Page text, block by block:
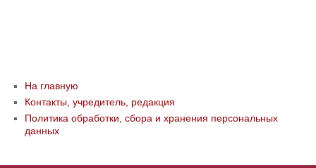
На главную
Контакты, учредитель, редакция
Политика обработки, сбора и хранения персональных
данных